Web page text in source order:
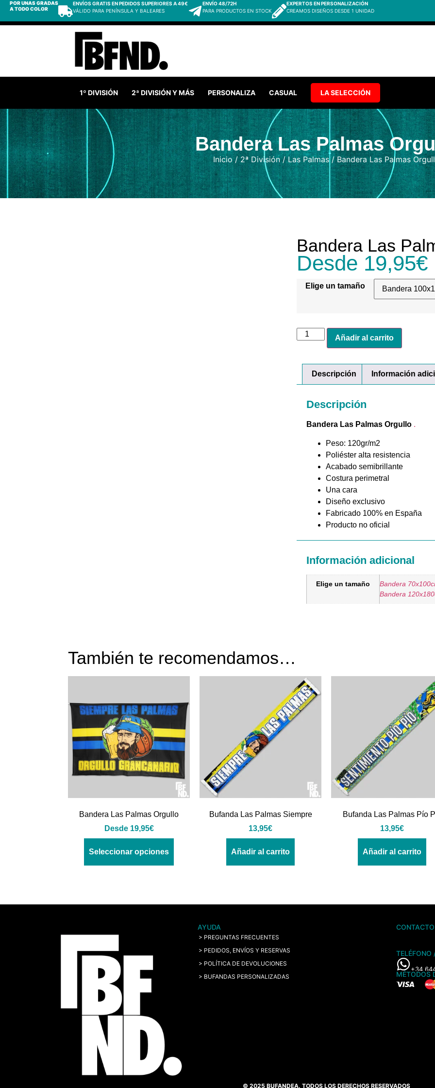
POR UNAS GRADAS
A TODO COLOR
ENVÍOS GRATIS EN PEDIDOS SUPERIORES A 49€
VÁLIDO PARA PENÍNSULA Y BALEARES
ENVÍO 48/72H
PARA PRODUCTOS EN STOCK
EXPERTOS EN PERSONALIZACIÓN
CREAMOS DISEÑOS DESDE 1 UNIDAD
1º DIVISIÓN 2ª DIVISIÓN Y MÁS PERSONALIZA CASUAL LA SELECCIÓN
Bandera Las Palmas
Inicio/2ª División/Las Palmas/ Bandera Las Palmas
Bandera Las
Desde 19,95€
Elige un tamaño
Añadir al carrito
Descripción Información
Descripción
Bandera Las Palmas Orgullo .
Peso: 120gr/m2
Poliéster alta resistencia
Acabado semibrillante
Costura perimetral
Una cara
Diseño exclusivo
Fabricado 100% en España
Producto no oficial
Información adicional
Elige un tamaño
Bandera
Bandera
También te recomendamos…
Bandera Las Palmas Orgullo
Desde 19,95€
Seleccionar opciones
Bufanda Las Palmas Siempre
13,95€
Añadir al carrito
Bufanda Las Palmas Pío
13,95€
Añadir al carrito
AYUDA
> PREGUNTAS FRECUENTES
> PEDIDOS, ENVÍOS Y RESERVAS
> POLÍTICA DE DEVOLUCIONES
> BUFANDAS PERSONALIZADAS
CONTACTO
TELÉFONO
+34
MÉTODOS
© 2025 BUFANDEA. TODOS LOS DERECHOS RESERVADOS